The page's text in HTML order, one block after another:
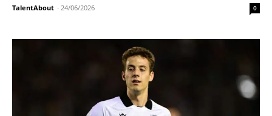
TalentAbout - 24/06/2026 0